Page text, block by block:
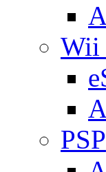
Wii
PSP